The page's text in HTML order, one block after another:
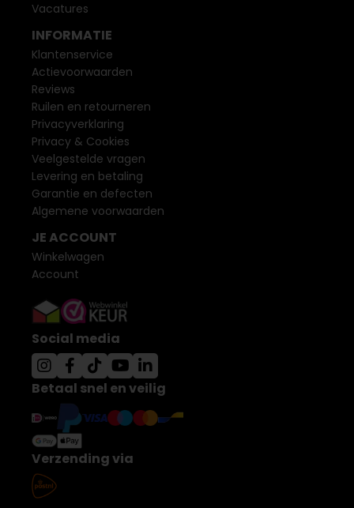
Vacatures
INFORMATIE
Klantenservice
Actievoorwaarden
Reviews
Ruilen en retourneren
Privacyverklaring
Privacy & Cookies
Veelgestelde vragen
Levering en betaling
Garantie en defecten
Algemene voorwaarden
JE ACCOUNT
Winkelwagen
Account
Social media
Betaal snel en veilig
Verzending via